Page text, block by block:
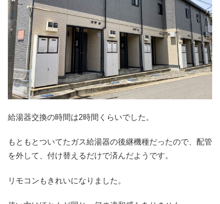
給湯器交換の時間は2時間くらいでした。
もともとついてたガス給湯器の後継機種だったので、配管
を外して、付け替えるだけで済んだようです。
リモコンもきれいになりました。